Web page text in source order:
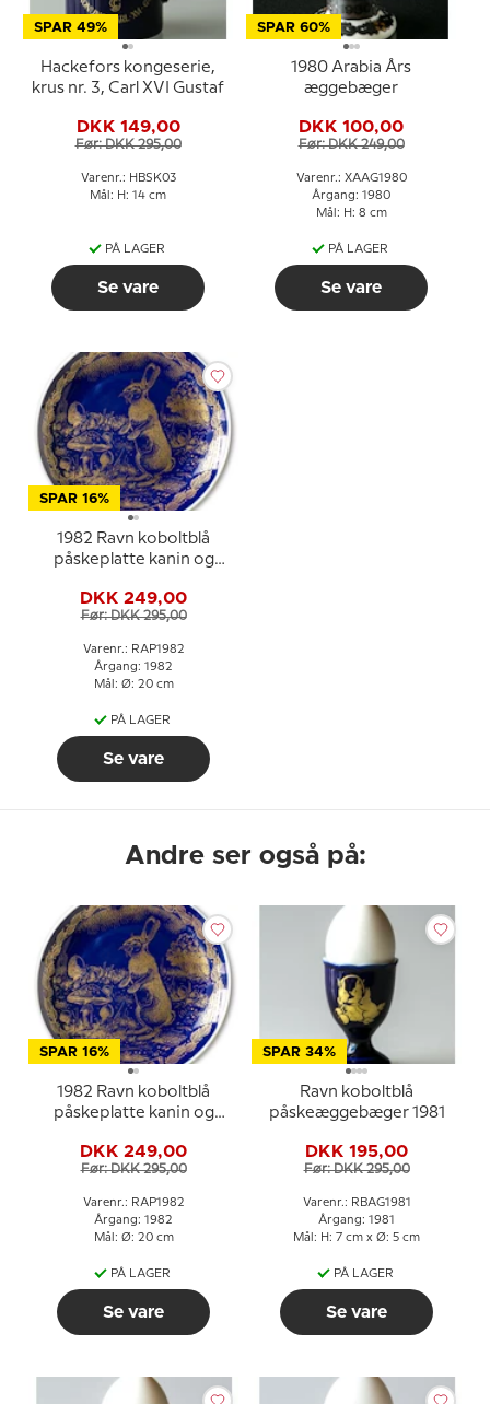
SPAR 49%
Hackefors kongeserie,
krus nr. 3, Carl XVI Gustaf
DKK 149,00
Før: DKK 295,00
Varenr.: HBSK03
Mål: H: 14 cm
PÅ LAGER
Se vare
SPAR 60%
1980 Arabia Års
æggebæger
DKK 100,00
Før: DKK 249,00
Varenr.: XAAG1980
Årgang: 1980
Mål: H: 8 cm
PÅ LAGER
Se vare
SPAR 16%
1982 Ravn koboltblå
påskeplatte kanin og
DKK 249,00
Før: DKK 295,00
Varenr.: RAP1982
Årgang: 1982
Mål: Ø: 20 cm
PÅ LAGER
Se vare
Andre ser også på:
SPAR 16%
1982 Ravn koboltblå
påskeplatte kanin og
DKK 249,00
Før: DKK 295,00
Varenr.: RAP1982
Årgang: 1982
Mål: Ø: 20 cm
PÅ LAGER
Se vare
SPAR 34%
Ravn koboltblå
påskeæggebæger 1981
DKK 195,00
Før: DKK 295,00
Varenr.: RBAG1981
Årgang: 1981
Mål: H: 7 cm x Ø: 5 cm
PÅ LAGER
Se vare